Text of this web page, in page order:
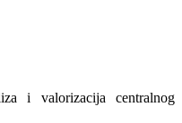
i valorizacija centralnog